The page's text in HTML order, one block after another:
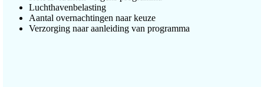
Luchthavenbelasting
Aantal overnachtingen naar keuze
Verzorging naar aanleiding van programma